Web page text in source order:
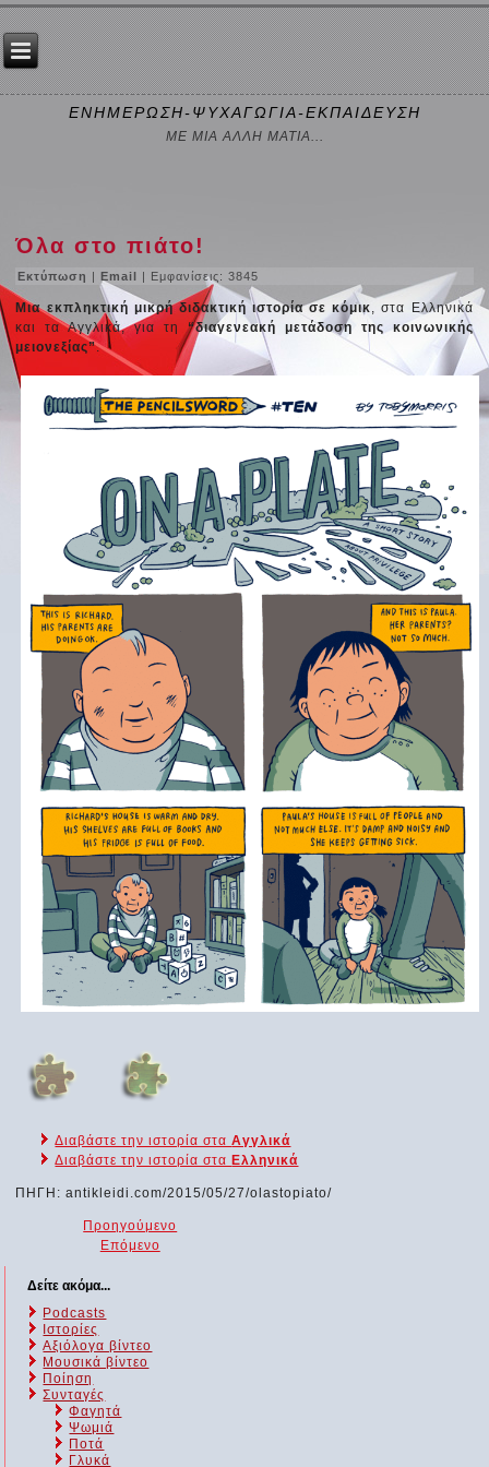
ΕΝΗΜΕΡΩΣΗ-ΨΥΧΑΓΩΓΙΑ-ΕΚΠΑΙΔΕΥΣΗ
ΜΕ ΜΙΑ ΑΛΛΗ ΜΑΤΙΑ...
Όλα στο πιάτο!
Εκτύπωση |Email | Εμφανίσεις: 3845
Μια εκπληκτική μικρή διδακτική ιστορία σε κόμικ, στα Ελληνικά
και τα Αγγλικά, για τη“διαγενεακή μετάδοση της κοινωνικής
μειονεξίας”.
Διαβάστε την ιστορία σταΑγγλικά
Διαβάστε την ιστορία στα Ελληνικά
ΠΗΓΗ: antikleidi.com/2015/05/27/olastopiato/
Προηγούμενο
Επόμενο
Δείτε ακόμα...
Podcasts
Ιστορίες
Αξιόλογα βίντεο
Μουσικά βίντεο
Ποίηση
Συνταγές
Φαγητά
Ψωμιά
Ποτά
Γλυκά